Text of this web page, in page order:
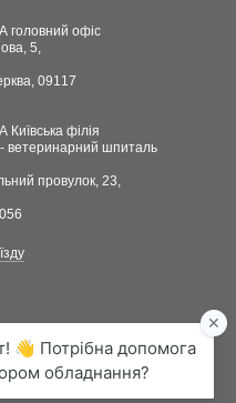
головний офіс
5,
09117
Київська філія
ветеринарний шпиталь
провулок, 23,